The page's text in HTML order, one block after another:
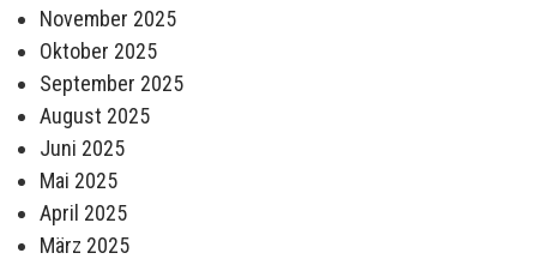
November 2025
Oktober 2025
September 2025
August 2025
Juni 2025
Mai 2025
April 2025
März 2025